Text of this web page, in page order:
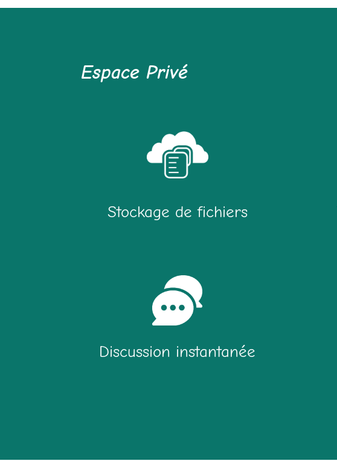
Espace Privé
Stockage de fichiers
Discussion instantanée